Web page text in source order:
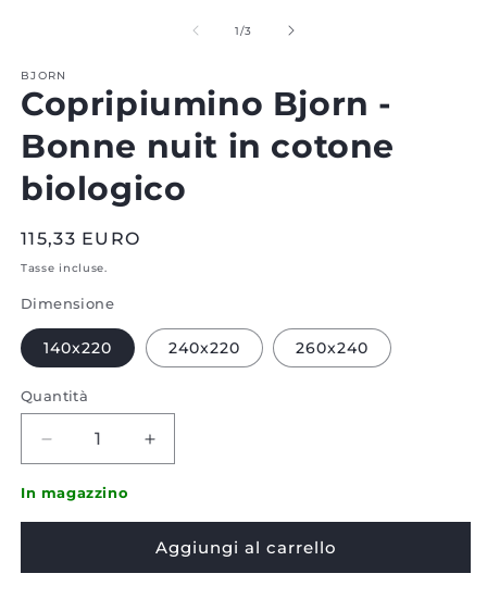
modale
1/di
3
BJORN
Copripiumino Bjorn -
Bonne nuit in cotone
biologico
Prezzo
normale
115,33 EURO
Tasse incluse.
Dimensione
140x220 240x220 260x240
Quantità
Diminuire
la
quantità
per
Copripiumino
Aumenta
la
per
Copripiumino
Bjorn
In magazzino
Aggiungi al carrello